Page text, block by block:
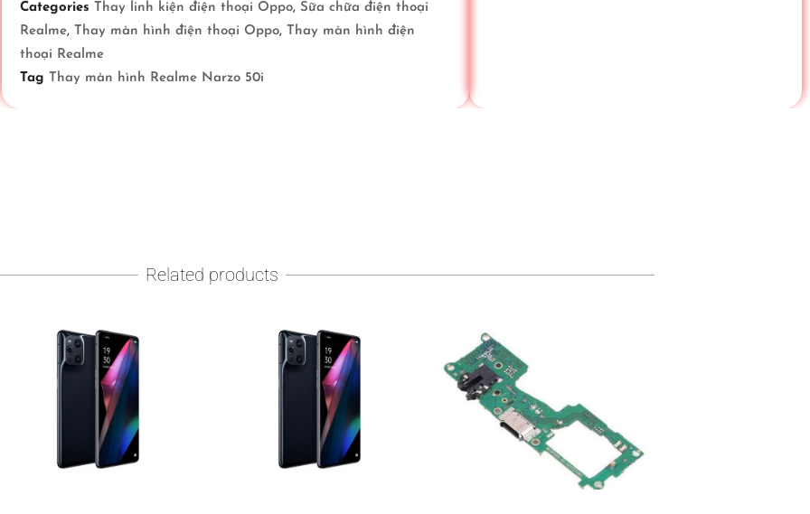
Categories Thay linh kiện điện thoại Oppo, Sữa chữa điện thoại
Realme, Thay màn hình điện thoại Oppo, Thay màn hình điện
thoại Realme
Tag Thay màn hình Realme Narzo 50i
Related products